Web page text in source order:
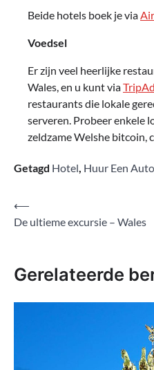
Beide hotels boek je via
Voedsel
Er zijn veel heerlijke
Wales, en u kunt via
restaurants die lokale
serveren. Probeer enkele
zeldzame Welshe bitcoin,
Getagd Hotel Huur Een Auto
Bericht
navigatie
⟵
De ultieme excursie – Wales
Gerelateerde